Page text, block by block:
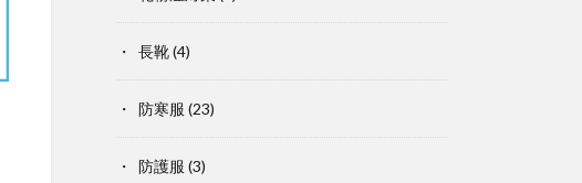
長靴(4)
防寒服 (23)
防護服 (3)